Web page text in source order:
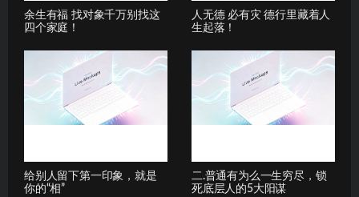
余生有福 找对象千万别找这
四个家庭！
人无德 必有灾 德行里藏着人
生起落！
给别人留下第一印象，就是
你的“相”
二.普通有为么一生穷尽，锁
死底层人的5大阳谋